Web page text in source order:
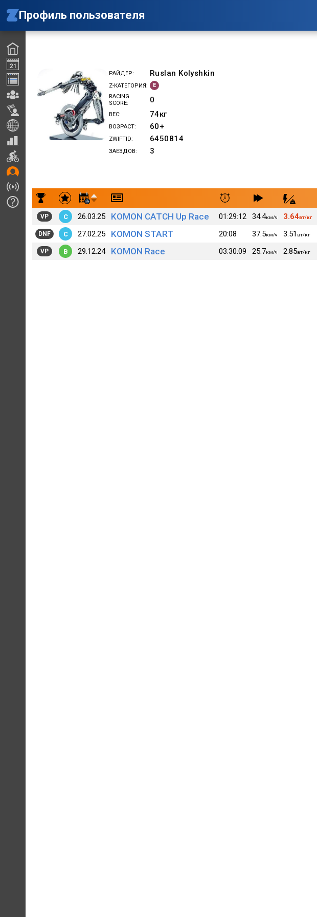
Профиль пользователя
РАЙДЕР Ruslan Kolyshkin
Z-КАТЕГОРИЯ
E
RACING
SCORE
0
ВЕС 74кг
ВОЗРАСТ 60+
ZWIFTID 6450814
ЗАЕЗДОВ 3
Результаты заездов Ruslan Kolyshkin
VP C 26.03.25 KOMON CATCH Up Race 01:29:12 34.4км/ч 3.64вт/кг
DNF C 27.02.25 KOMON START 20:08 37.5км/ч 3.51 вт/кг
VP B 29.12.24 KOMON Race 03:30:09 25.7км/ч 2.85вт/кг